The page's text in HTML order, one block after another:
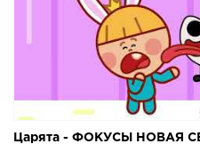
Царята - ФОКУСЫ НОВАЯ